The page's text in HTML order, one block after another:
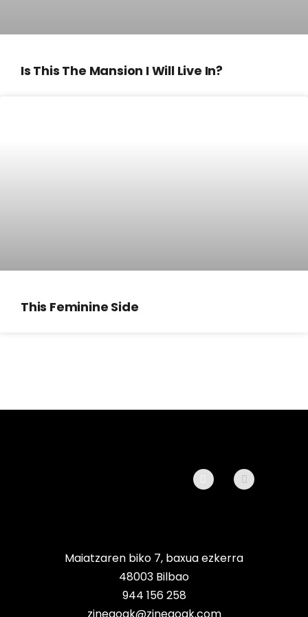
Is This The Mansion I Will Live In?
This Feminine Side
Maiatzaren biko 7, baxua ezkerra
48003 Bilbao
944 156 258